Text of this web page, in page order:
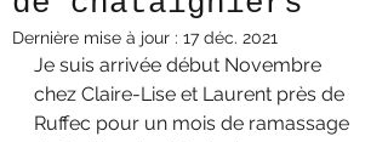
Dernière mise à jour : 17 déc. 2021
Je suis arrivée début Novembre
chez Claire-Lise et Laurent près de
Ruffec pour un mois de ramassage